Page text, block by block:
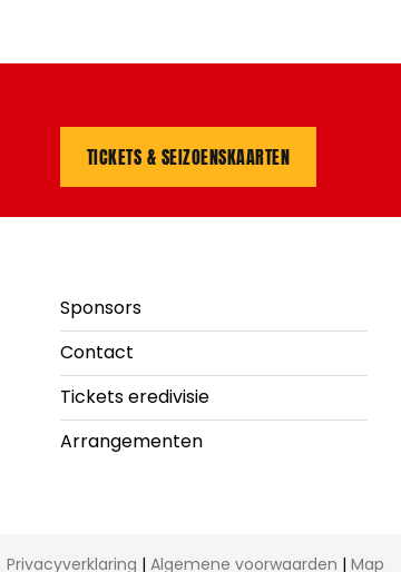
TICKETS & SEIZOENSKAARTEN
Sponsors
Contact
Tickets eredivisie
Arrangementen
Privacyverklaring | Algemene voorwaarden | Map